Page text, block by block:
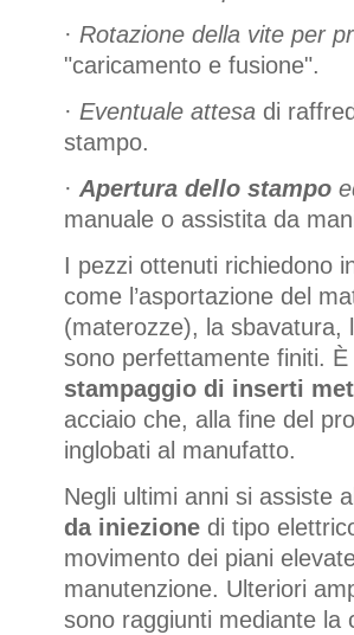
· Rotazione della vite per
"caricamento e fusione".
· Eventuale attesa di
stampo.
·Apertura dello stampo
manuale o assistita da
I pezzi ottenuti richiedono
come l’asportazione del
(materozze), la sbavatura,
sono perfettamente finiti.
stampaggio di inserti
acciaio che, alla fine del
inglobati al manufatto.
Negli ultimi anni si assiste
da iniezione di tipo
movimento dei piani
manutenzione. Ulteriori
sono raggiunti mediante la